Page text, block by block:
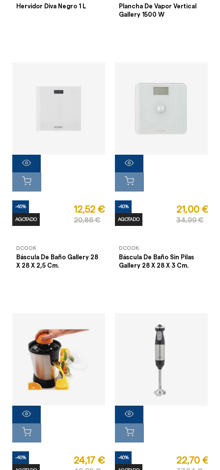
Hervidor Diva Negro 1 L
Plancha De Vapor Vertical
Gallery 1500 W
-40%
AGOTADO
12,52 €
20,86 €
DCOOK
Báscula De Baño Gallery 28
X 28 X 2,5 Cm.
-40%
AGOTADO
21,00 €
34,99 €
DCOOK
Báscula De Baño Sin Pilas
Gallery 28 X 28 X 3 Cm.
-40% 24,17 € -40% 22,70 €